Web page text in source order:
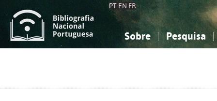
PT EN FR
Sobre Pesquisa